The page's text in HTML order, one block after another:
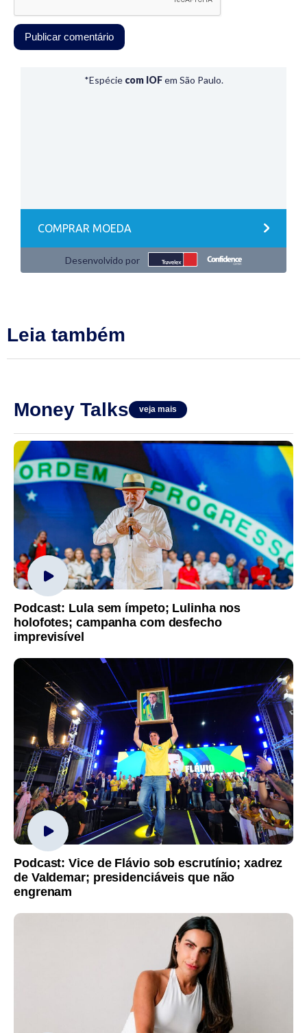
Leia também
Money Talks veja mais
Podcast: Lula sem ímpeto; Lulinha nos
holofotes; campanha com desfecho
imprevisível
Podcast: Vice de Flávio sob escrutínio; xadrez
de Valdemar; presidenciáveis que não
engrenam